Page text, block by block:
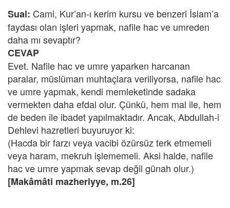
Sual: Cami, Kur’an-ı kerim kursu ve benzeri İslam’a
faydası olan işleri yapmak, nafile hac ve umreden
daha mı sevaptır?
CEVAP
Evet. Nafile hac ve umre yaparken harcanan
paralar, müslüman muhtaçlara veriliyorsa, nafile hac
ve umre yapmak, kendi memleketinde sadaka
vermekten daha efdal olur. Çünkü, hem mal ile, hem
de beden ile ibadet yapılmaktadır. Ancak, Abdullah-i
Dehlevi hazretleri buyuruyor ki:
(Hacda bir farzı veya vacibi özürsüz terk etmemeli
veya haram, mekruh işlememeli. Aksi halde, nafile
hac ve umre yapmak sevap değil günah olur.)
[Makâmâti mazheriyye, m.26]